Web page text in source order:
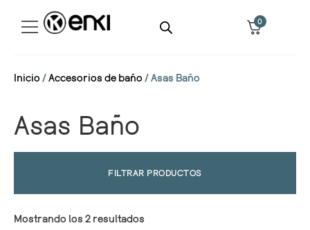
0
Inicio /Accesorios de baño / Asas Baño
Asas Baño
FILTRAR PRODUCTOS
Mostrando los 2 resultados